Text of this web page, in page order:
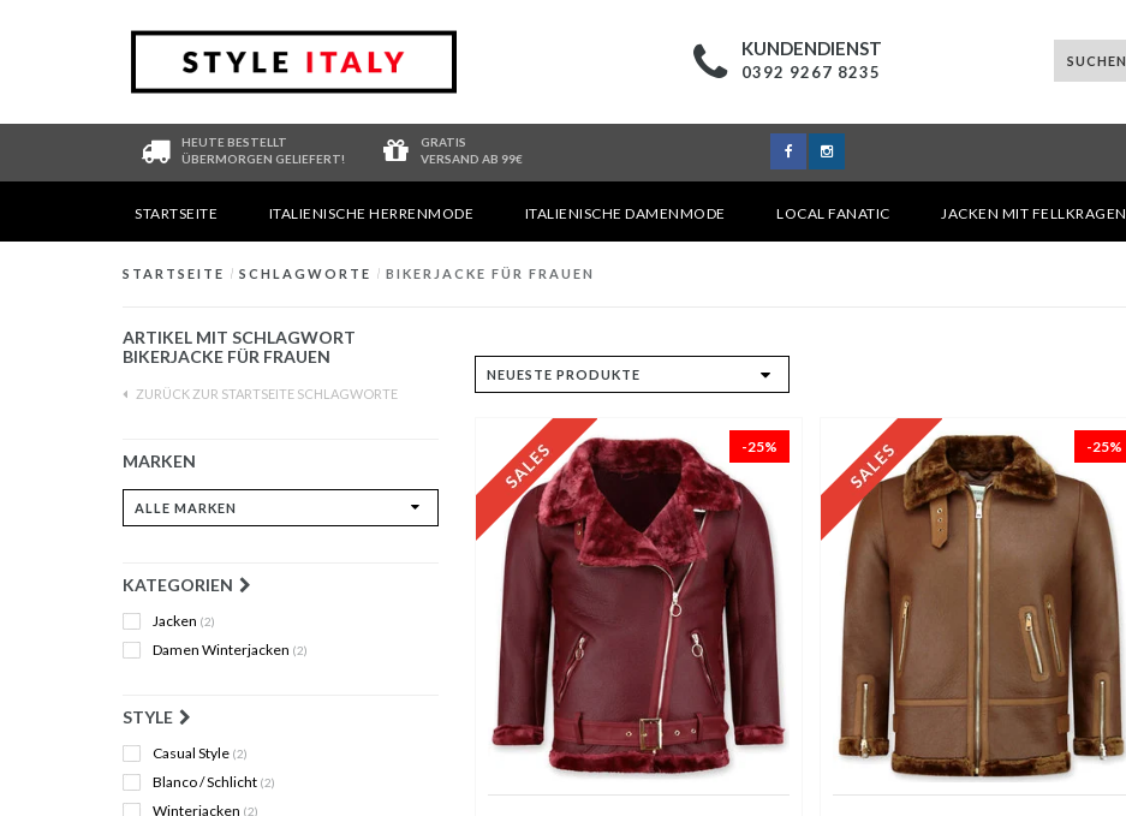
KUNDENDIENST
0392 9267 8235
HEUTE BESTELLT
ÜBERMORGEN GELIEFERT!
GRATIS
VERSAND AB 99€
STARTSEITE ITALIENISCHE HERRENMODE ITALIENISCHE DAMENMODE LOCAL FANATIC JACKEN MIT FELLKRAGEN
STARTSEITE / SCHLAGWORTE / BIKERJACKE FÜR FRAUEN
ARTIKEL MIT SCHLAGWORT
BIKERJACKE FÜR FRAUEN
ZURÜCK ZUR STARTSEITE SCHLAGWORTE
MARKEN
KATEGORIEN
Jacken (2)
Damen Winterjacken (2)
STYLE
Casual Style (2)
Blanco / Schlicht (2)
Winterjacken (2)
-25% -25%